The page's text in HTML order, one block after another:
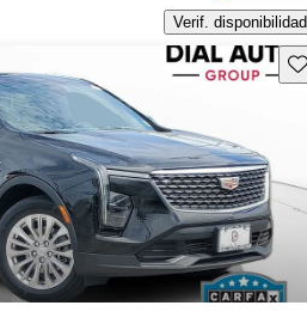
Verif. disponibilidad